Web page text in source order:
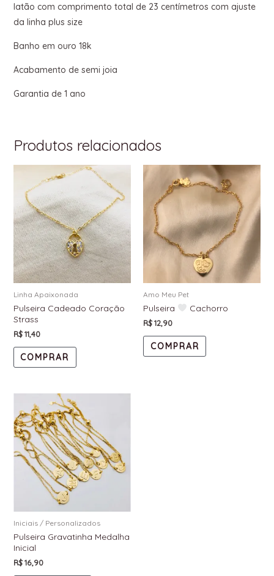
latão com comprimento total de 23 centímetros com ajuste
da linha plus size
Banho em ouro 18k
Acabamento de semi joia
Garantia de 1 ano
Produtos relacionados
Linha Apaixonada
Pulseira Cadeado Coração
Strass
R$11,40
COMPRAR
Amo Meu Pet
Pulseira Cachorro
R$12,90
COMPRAR
Iniciais / Personalizados
Pulseira Gravatinha Medalha
Inicial
R$16,90